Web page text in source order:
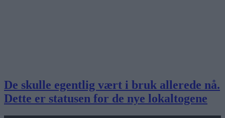
De skulle egentlig vært i bruk allerede nå.
Dette er statusen for de nye lokaltogene